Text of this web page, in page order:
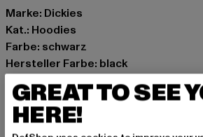
Marke: Dickies
Kat.: Hoodies
Farbe: schwarz
Hersteller Farbe: black
Materialzusammensetzung: 100%
Art.Nr: DK0A87NO-00007
Hersteller: VF International SAGL |
GREAT TO SEE
HERE!